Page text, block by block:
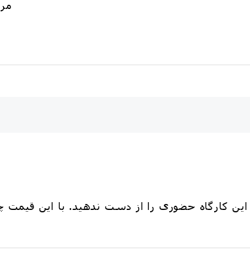
این کارگاه حضوری را از دست ندهید. با این قیمت